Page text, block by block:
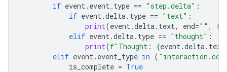
if event. event_type == "step.delta" :
if event.delta. type == "text" :
print(event.delta. text, end="" ,
elif event.delta. type == "thought" :
print(f"Thought: {event.delta. text
elif event. event_type in (
is_complete = True